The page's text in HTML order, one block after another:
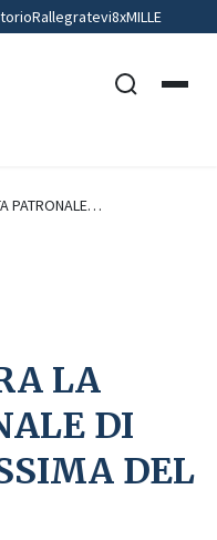
Rallegratevi8xMILLE
PATRONALE…
LA
DI
DEL